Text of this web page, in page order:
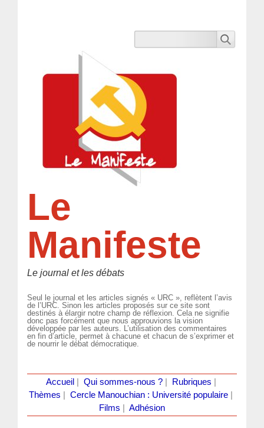
Le
Manifeste
Le journal et les débats
Seul le journal et les articles signés « URC », reflètent l’avis
de l’URC. Sinon les articles proposés sur ce site sont
destinés à élargir notre champ de réflexion. Cela ne signifie
donc pas forcément que nous approuvions la vision
développée par les auteurs. L’utilisation des commentaires
en fin d’article, permet à chacune et chacun de s’exprimer et
de nourrir le débat démocratique.
Accueil Qui sommes-nous ?| Rubriques
Thèmes
Cercle Manouchian : Université populaire
Films
Adhésion